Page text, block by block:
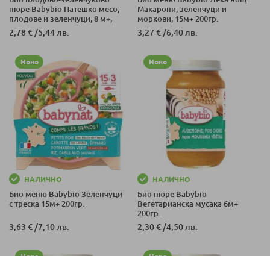
пюре Babybio Патешко месо,
плодове и зеленчуци, 8 м+,
200гр.
2,78 €/5,44 лв.
Макарони, зеленчуци и
моркови, 15м+ 200гр.
3,27 €/6,40 лв.
Ново
НАЛИЧНО
Био меню Babybio Зеленчуци
с треска 15м+ 200гр.
3,63 €/7,10 лв.
Ново
НАЛИЧНО
Био пюре Babybio
Вегетарианска мусака 6м+
200гр.
2,30 €/4,50 лв.